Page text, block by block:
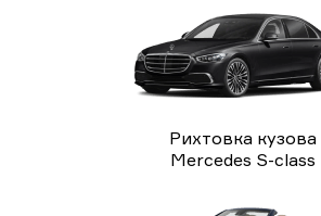
Рихтовка кузова
Mercedes S-class